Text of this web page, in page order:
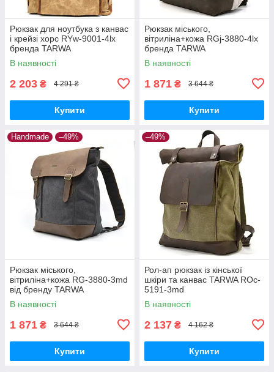
Рюкзак для ноутбука з канвас
і крейзі хорс RYw-9001-4lx
бренда TARWA
В наявності
2 203 ₴ 4 291 ₴
Купити
Рюкзак міського,
вітриліна+кожа RGj-3880-4lx
бренда TARWA
В наявності
1 871 ₴ 3 644 ₴
Купити
Handmade –49%
Рюкзак міського,
вітриліна+кожа RG-3880-3md
від бренду TARWA
В наявності
1 871 ₴ 3 644 ₴
Купити
–49%
Рол-ап рюкзак із кінської
шкіри та канвас TARWA ROc-
5191-3md
В наявності
2 137 ₴ 4 162 ₴
Купити